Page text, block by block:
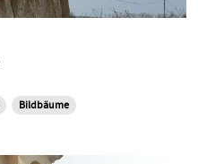
Bildbäume